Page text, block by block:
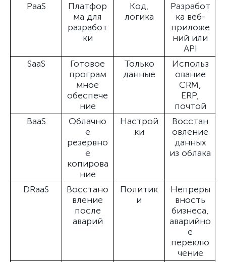
PaaS
Платфор
ма для
разработ
ки
Код,
логика
Разработ
ка веб-
приложе
ний или
API
SaaS
Готовое
програм
мное
обеспече
ние
Только
данные
Использ
ование
CRM,
ERP,
почтой
BaaS
Облачно
е
резервно
е
копирова
ние
Настрой
ки
Восстан
овление
данных
из облака
DRaaS
Восстано
вление
после
аварий
Политик
и
Непреры
вность
бизнеса,
аварийно
е
переклю
чение